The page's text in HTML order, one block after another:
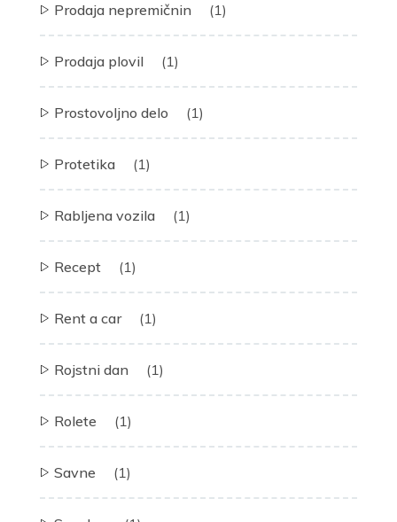
Prodaja nepremičnin (1)
Prodaja plovil (1)
Prostovoljno delo (1)
Protetika (1)
Rabljena vozila (1)
Recept (1)
Rent a car (1)
Rojstni dan (1)
Rolete (1)
Savne (1)